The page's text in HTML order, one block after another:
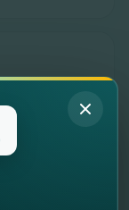
с
правами